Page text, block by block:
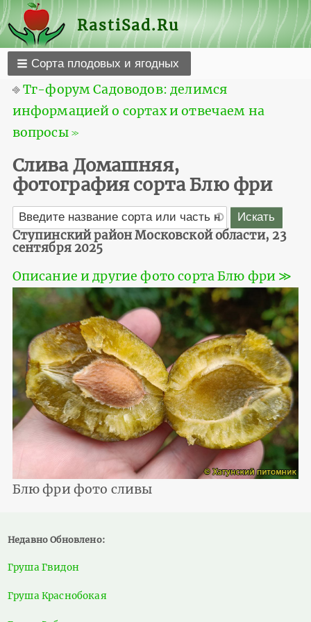
RastiSad.Ru
Сорта плодовых и ягодных
⎆Тг-форум Садоводов: делимся
информацией о сортах и отвечаем на
вопросы ≫
Слива Домашняя,
фотография сорта Блю фри
Ступинский район Московской области, 23
сентября 2025
Описание и другие фото сорта Блю фри ≫
Блю фри фото сливы
Недавно Обновлено:
Груша Гвидон
Груша Краснобокая